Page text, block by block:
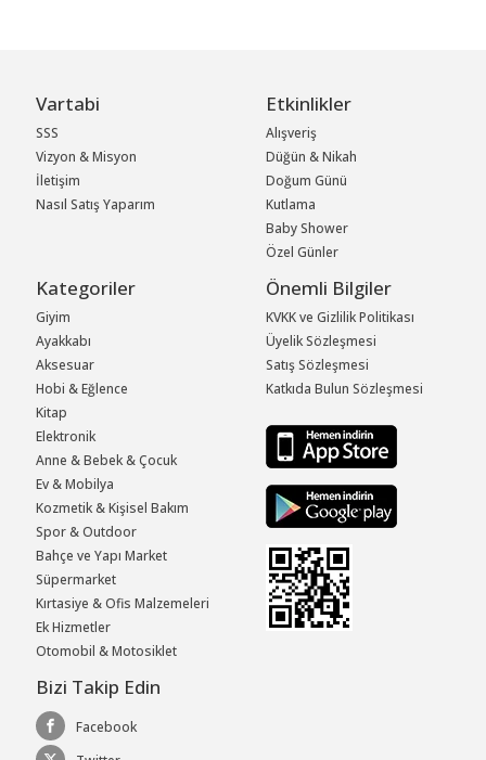
Vartabi
SSS
Vizyon & Misyon
İletişim
Nasıl Satış Yaparım
Etkinlikler
Alışveriş
Düğün & Nikah
Doğum Günü
Kutlama
Baby Shower
Özel Günler
Kategoriler
Giyim
Ayakkabı
Aksesuar
Hobi & Eğlence
Kitap
Elektronik
Anne & Bebek & Çocuk
Ev & Mobilya
Kozmetik & Kişisel Bakım
Spor & Outdoor
Bahçe ve Yapı Market
Süpermarket
Kırtasiye & Ofis Malzemeleri
Ek Hizmetler
Otomobil & Motosiklet
Önemli Bilgiler
KVKK ve Gizlilik Politikası
Üyelik Sözleşmesi
Satış Sözleşmesi
Katkıda Bulun Sözleşmesi
Bizi Takip Edin
Facebook